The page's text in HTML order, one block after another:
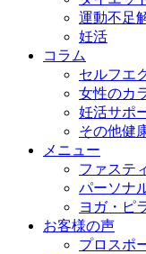
運動不足
妊活
コラム
セルフエ
女性のカ
妊活サポ
その他健
メニュー
ファステ
パーソナ
ヨガ・ピ
お客様の声
プロスポ